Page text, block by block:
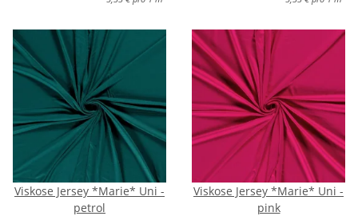
Viskose Jersey *Marie* Uni -
petrol
Viskose Jersey *Marie* Uni -
pink